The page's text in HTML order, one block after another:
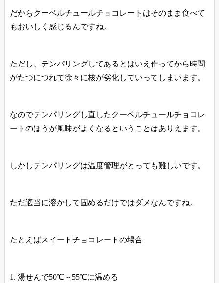
だからクーベルチュールチョコレートはそのまま食べて
もおいしく感じるんですね。
ただし、テンパリングしてあるとはいえ作ってから時間
がたつにつれて徐々に核が劣化していってしまいます。
なのでテンパリングし直したクーベルチュールチョコレ
ートのほうが風味がよくなるということはありえます。
しかしテンパリングは温度管理がとっても難しいです。
ただ適当に溶かして固めるだけではダメなんですね。
たとえばスイートチョコレートの場合
湯せんで50℃～55℃に温める